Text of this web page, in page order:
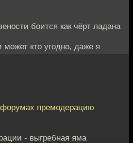
боится как чёрт ладана
может кто угодно, даже я
премодерацию
- выгребная яма